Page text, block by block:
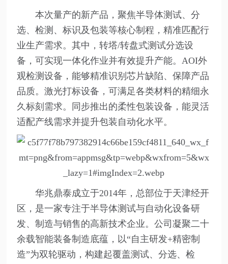
本次量产的新产品，聚焦半导体测试、分
选、检测、标识及包装等核心制程，精准匹配行
业生产需求。其中，转塔/转盘式测试分选设
备，可实现一体化作业并有效提升产能。AOI外
观检测设备，能够精准识别芯片缺陷、保障产品
品质。激光打标设备，可满足各类材料的精细永
久标刻需求。同步推出的柔性包装设备，能灵活
适配产线需求并提升包装自动化水平。
华兆鼎泰成立于2014年，总部位于天津经开
区，是一家专注于半导体测试与自动化设备研
发、制造与销售的高新技术企业。公司凝聚二十
余载智能装备制造底蕴，以“自主研发+精密制
造”为双轮驱动，构建起覆盖测试、分选、检